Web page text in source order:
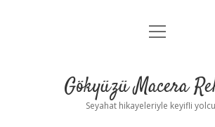
Anasayfa
Yasal Uyarı
menüyü
Gökyüzü Macera
Seyahat hikayeleriyle keyifli